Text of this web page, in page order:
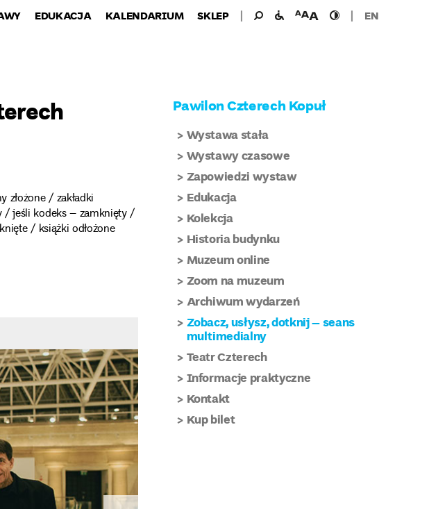
EDUKACJA KALENDARIUM SKLEP Wyszukaj
Wyszukiwanie
dla:
udogodnieniawielkość
czcionki
wysoki
kontrast
EN
/ zakładki
/ jeśli kodeks – zamknięty /
/ książki odłożone
Pawilon Czterech Kopuł
Wystawa stała
Wystawy czasowe
Zapowiedzi wystaw
Edukacja
Kolekcja
Historia budynku
Muzeum online
Zoom na muzeum
Archiwum wydarzeń
Zobacz, usłysz, dotknij – seans
multimedialny
Teatr Czterech
Informacje praktyczne
Kontakt
Kup bilet